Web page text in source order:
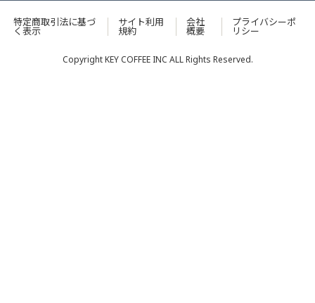
特定商取引法に基づ
く表示
サイト利用
規約
会社
概要
プライバシーポ
リシー
Copyright KEY COFFEE INC ALL Rights Reserved.